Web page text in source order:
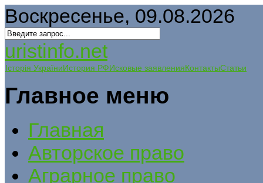
Воскресенье, 09.08.2026
uristinfo.net
Історія УкраїниИстория РФИсковые заявленияКонтактыСтатьи
Главное меню
Главная
Авторское право
Аграрное право